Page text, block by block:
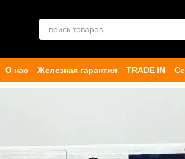
О нас Железная гарантия TRADE IN
Контакты
Бренды Публичная оферта